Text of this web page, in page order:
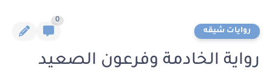
روايات شيقه
0
رواية الخادمة وفرعون الصعيد